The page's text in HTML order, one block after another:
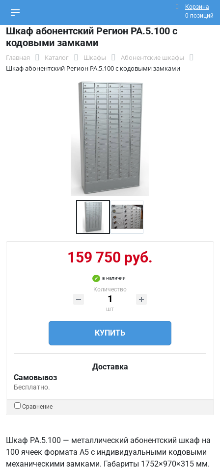
Корзина
0 позиций
Шкаф абонентский Регион РА.5.100 с
кодовыми замками
Главная Каталог Шкафы
Абонентские шкафы
Шкаф абонентский Регион РА.5.100 с кодовыми замками
159 750 руб.
в наличии
Количество
шт
КУПИТЬ
Доставка
Самовывоз
Бесплатно.
Сравнение
Шкаф РА.5.100 — металлический абонентский шкаф на
100 ячеек формата А5 с индивидуальными кодовыми
механическими замками. Габариты 1752×970×315 мм.